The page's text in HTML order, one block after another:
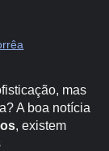
mas
A boa notícia
, existem